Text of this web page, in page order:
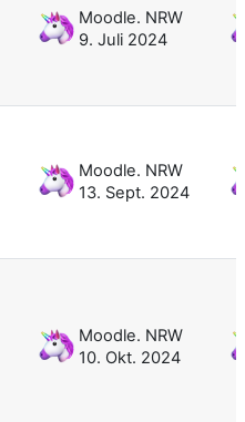
Moodle. NRW
9. Juli 2024
Moodle. NRW
13. Sept. 2024
Moodle. NRW
10. Okt. 2024